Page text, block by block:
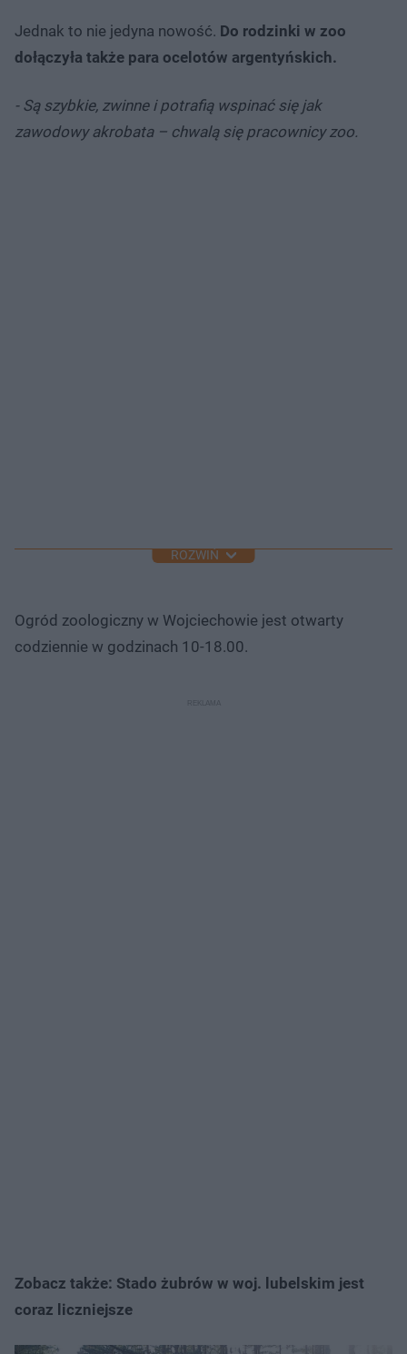
Jednak to nie jedyna nowość. Do rodzinki w zoo
dołączyła także para ocelotów argentyńskich.
- Są szybkie, zwinne i potrafią wspinać się jak
zawodowy akrobata – chwalą się pracownicy zoo.
ROZWIŃ
Ogród zoologiczny w Wojciechowie jest otwarty
codziennie w godzinach 10-18.00.
Zobacz także: Stado żubrów w woj. lubelskim jest
coraz liczniejsze